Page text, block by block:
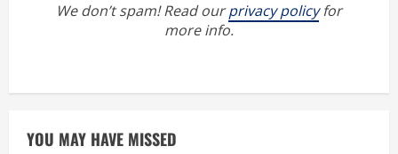
We don’t spam! Read ourprivacy policyfor
more info.
YOU MAY HAVE MISSED